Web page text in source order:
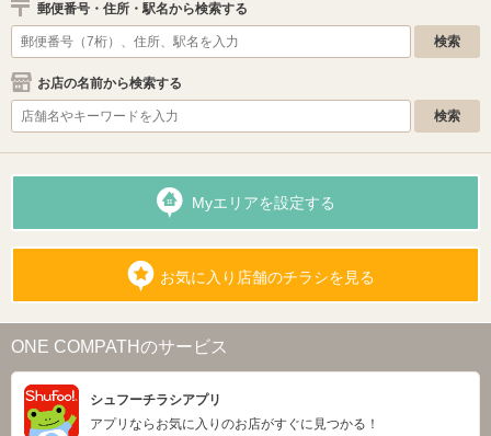
郵便番号・住所・駅名から検索する
お店の名前から検索する
Myエリアを設定する
お気に入り店舗のチラシを見る
ONE COMPATHのサービス
シュフーチラシアプリ
アプリならお気に入りのお店がすぐに見つかる！